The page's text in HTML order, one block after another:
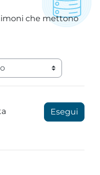
che mettono
modalità